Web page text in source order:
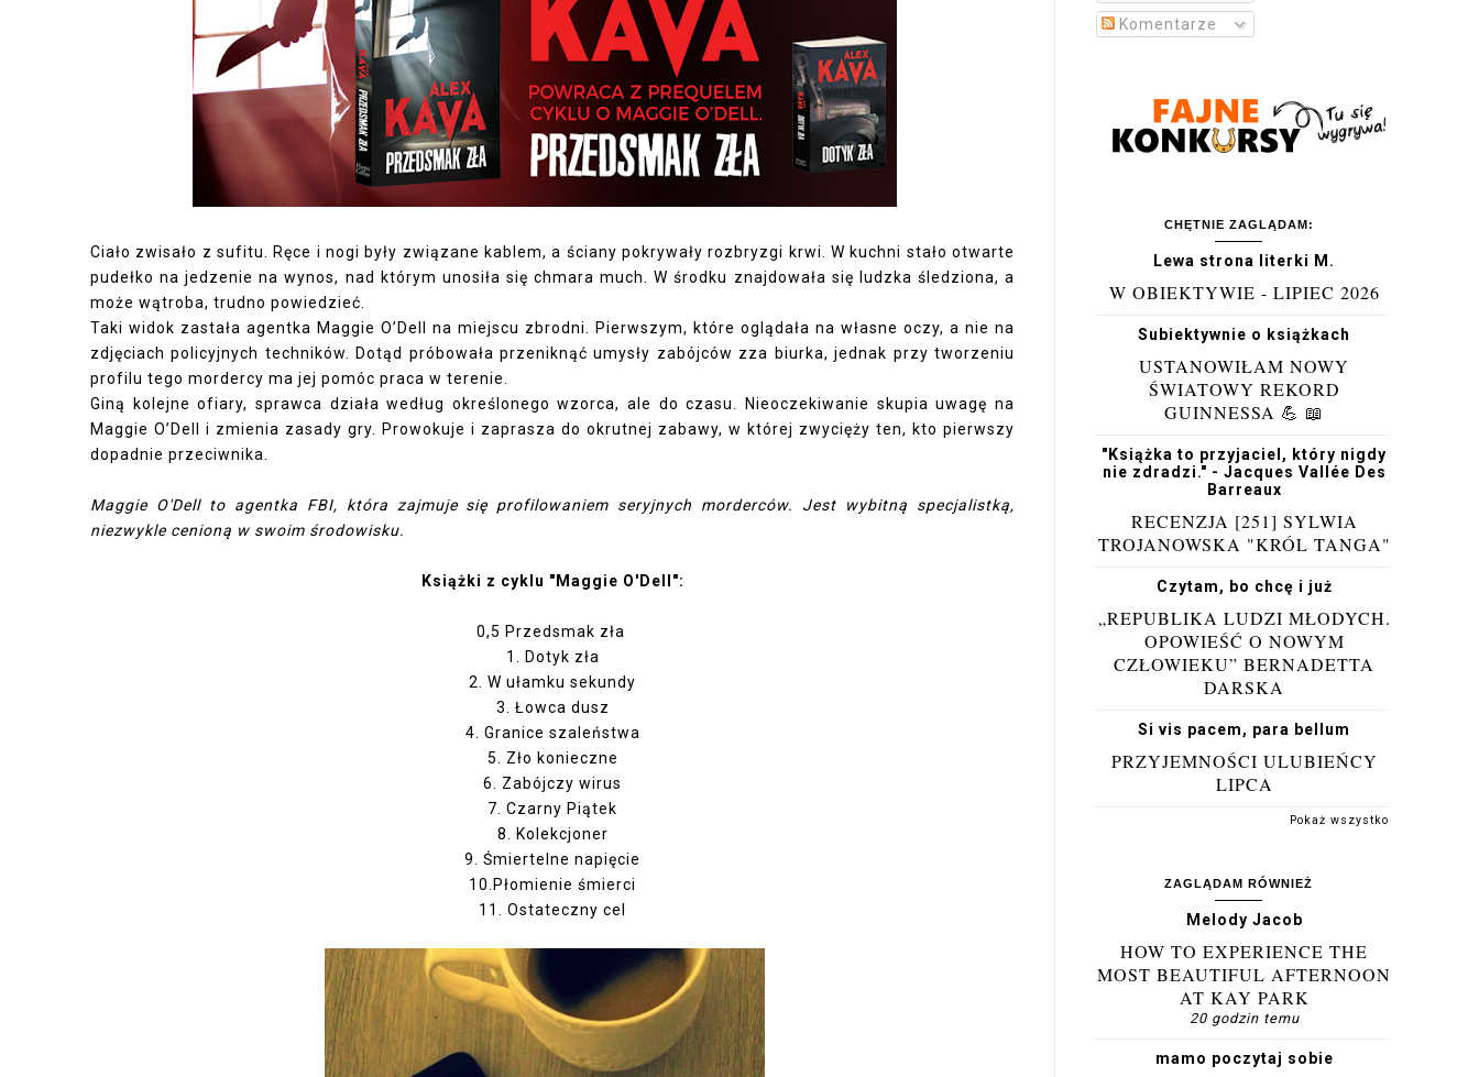
Ciało zwisało z sufitu. Ręce i nogi były związane kablem, a ściany pokrywały rozbryzgi krwi. W kuchni stało otwarte
pudełko na jedzenie na wynos, nad którym unosiła się chmara much. W środku znajdowała się ludzka śledziona, a
może wątroba, trudno powiedzieć.
Taki widok zastała agentka Maggie O’Dell na miejscu zbrodni. Pierwszym, które oglądała na własne oczy, a nie na
zdjęciach policyjnych techników. Dotąd próbowała przeniknąć umysły zabójców zza biurka, jednak przy tworzeniu
profilu tego mordercy ma jej pomóc praca w terenie.
Giną kolejne ofiary, sprawca działa według określonego wzorca, ale do czasu. Nieoczekiwanie skupia uwagę na
Maggie O’Dell i zmienia zasady gry. Prowokuje i zaprasza do okrutnej zabawy, w której zwycięży ten, kto pierwszy
dopadnie przeciwnika.
Maggie O'Dell to agentka FBI, która zajmuje się profilowaniem seryjnych morderców. Jest wybitną specjalistką,
niezwykle cenioną w swoim środowisku.
Książki z cyklu "Maggie O'Dell":
0,5 Przedsmak zła
1. Dotyk zła
2. W ułamku sekundy
3. Łowca dusz
4. Granice szaleństwa
5. Zło konieczne
6. Zabójczy wirus
7. Czarny Piątek
8. Kolekcjoner
9. Śmiertelne napięcie
10.Płomienie śmierci
11. Ostateczny cel
Komentarze
CHĘTNIE ZAGLĄDAM:
Lewa strona literki M.
W OBIEKTYWIE - LIPIEC 2026
Subiektywnie o książkach
USTANOWIŁAM NOWY
ŚWIATOWY REKORD
GUINNESSA 💪 📖
"Książka to przyjaciel, który nigdy
nie zdradzi." - Jacques Vallée Des
Barreaux
RECENZJA [251] SYLWIA
TROJANOWSKA "KRÓL TANGA"
Czytam, bo chcę i już
„REPUBLIKA LUDZI MŁODYCH.
OPOWIEŚĆ O NOWYM
CZŁOWIEKU” BERNADETTA
DARSKA
Si vis pacem, para bellum
PRZYJEMNOŚCI ULUBIEŃCY
LIPCA
Pokaż wszystko
ZAGLĄDAM RÓWNIEŻ
Melody Jacob
HOW TO EXPERIENCE THE
MOST BEAUTIFUL AFTERNOON
AT KAY PARK
20 godzin temu
mamo poczytaj sobie